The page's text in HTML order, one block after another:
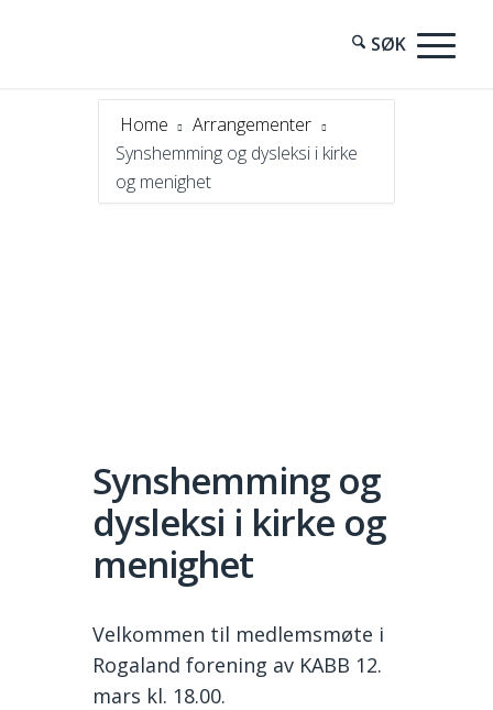
Home
Arrangementer
Synshemming og dysleksi i kirke
og menighet
Synshemming og
dysleksi i kirke og
menighet
Velkommen til medlemsmøte i
Rogaland forening av KABB 12.
mars kl. 18.00.